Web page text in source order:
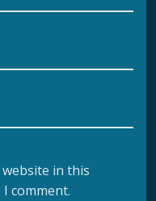
website in this
comment.